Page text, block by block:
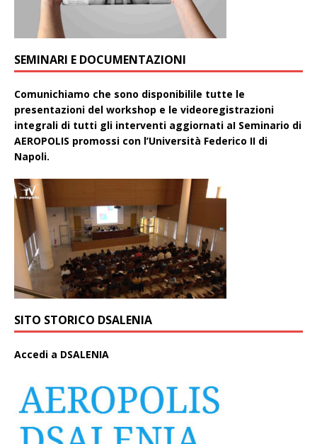
SEMINARI E DOCUMENTAZIONI
Comunichiamo che sono disponibilile tutte le
presentazioni del workshop e le videoregistrazioni
integrali di tutti gli interventi aggiornati aI Seminario di
AEROPOLIS promossi con l’Università Federico II di
Napoli.
SITO STORICO DSALENIA
Accedi a DSALENIA